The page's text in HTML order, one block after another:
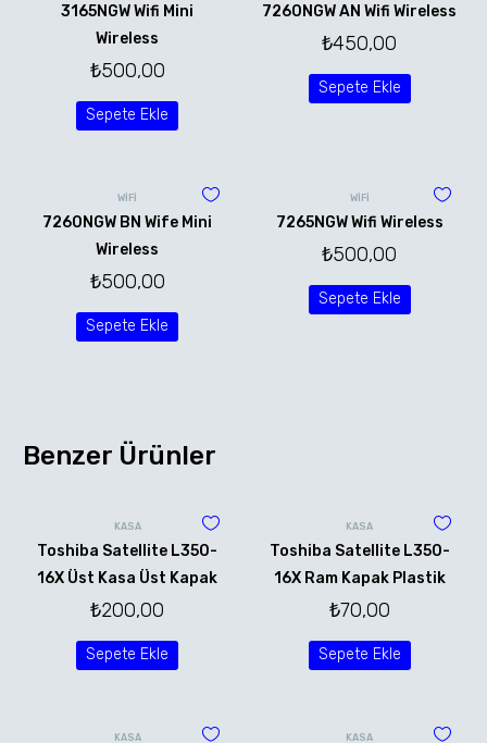
3165NGW Wifi Mini
Wireless
₺500,00
Sepete Ekle
7260NGW AN Wifi Wireless
₺450,00
Sepete Ekle
WİFİ
7260NGW BN Wife Mini
Wireless
₺500,00
Sepete Ekle
WİFİ
7265NGW Wifi Wireless
₺500,00
Sepete Ekle
Benzer Ürünler
KASA
Toshiba Satellite L350-
16X Üst Kasa Üst Kapak
₺200,00
Sepete Ekle
KASA
Toshiba Satellite L350-
16X Ram Kapak Plastik
₺70,00
Sepete Ekle
KASA KASA